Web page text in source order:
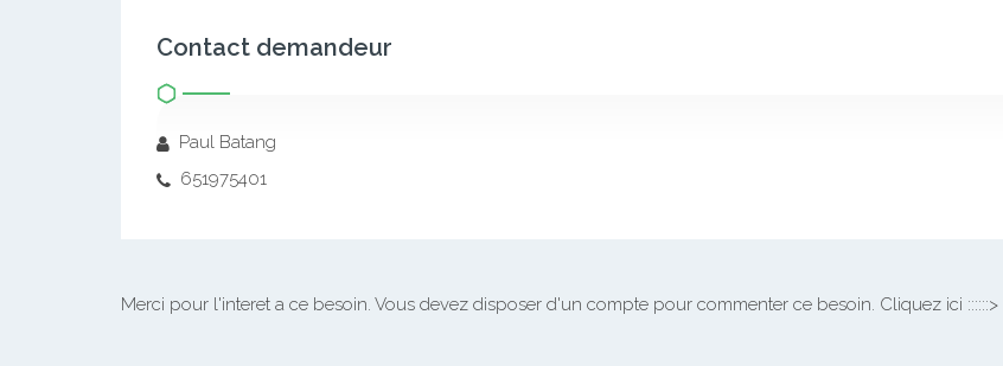
Contact demandeur
Paul Batang
651975401
Merci pour l'interet a ce besoin. Vous devez disposer d'un compte pour commenter ce besoin. Cliquez ici ::::::>